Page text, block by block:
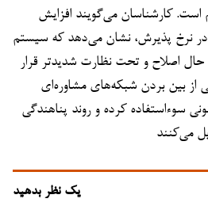
کارشناسان می‌گویند افزایش
در نرخ پذیرش، نشان می‌دهد که سیستم
حال اصلاح و تحت نظارت شدیدتر قرار
از بین بردن شبکه‌های مشاوره‌ای
سوءاستفاده کرده و روند پناهندگی
یک نظر بدهید